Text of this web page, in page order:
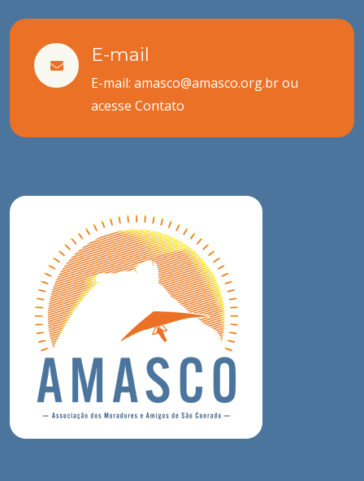
E-mail
E-mail: amasco@amasco.org.br ou
acesse Contato